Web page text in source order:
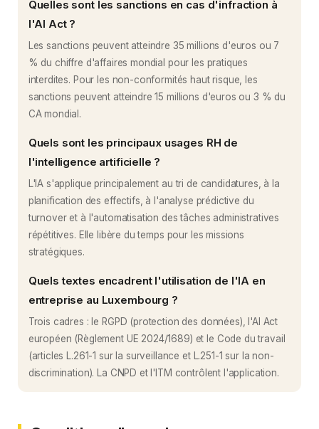
Quelles sont les sanctions en cas d'infraction à
l'AI Act ?
Les sanctions peuvent atteindre 35 millions d'euros ou 7
% du chiffre d'affaires mondial pour les pratiques
interdites. Pour les non-conformités haut risque, les
sanctions peuvent atteindre 15 millions d'euros ou 3 % du
CA mondial.
Quels sont les principaux usages RH de
l'intelligence artificielle ?
L'IA s'applique principalement au tri de candidatures, à la
planification des effectifs, à l'analyse prédictive du
turnover et à l'automatisation des tâches administratives
répétitives. Elle libère du temps pour les missions
stratégiques.
Quels textes encadrent l'utilisation de l'IA en
entreprise au Luxembourg ?
Trois cadres : le RGPD (protection des données), l'AI Act
européen (Règlement UE 2024/1689) et le Code du travail
(articles L.261-1 sur la surveillance et L.251-1 sur la non-
discrimination). La CNPD et l'ITM contrôlent l'application.